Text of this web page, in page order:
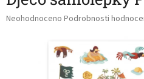
Průměrné
Neohodnoceno Podrobnosti